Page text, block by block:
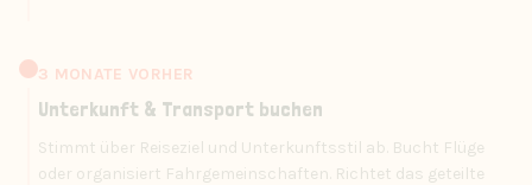
3 MONATE VORHER
Unterkunft & Transport buchen
Stimmt über Reiseziel und Unterkunftsstil ab. Bucht Flüge
oder organisiert Fahrgemeinschaften. Richtet das geteilte